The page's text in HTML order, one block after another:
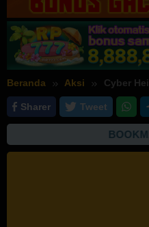
Beranda Aksi Cyber
Sharer Tweet